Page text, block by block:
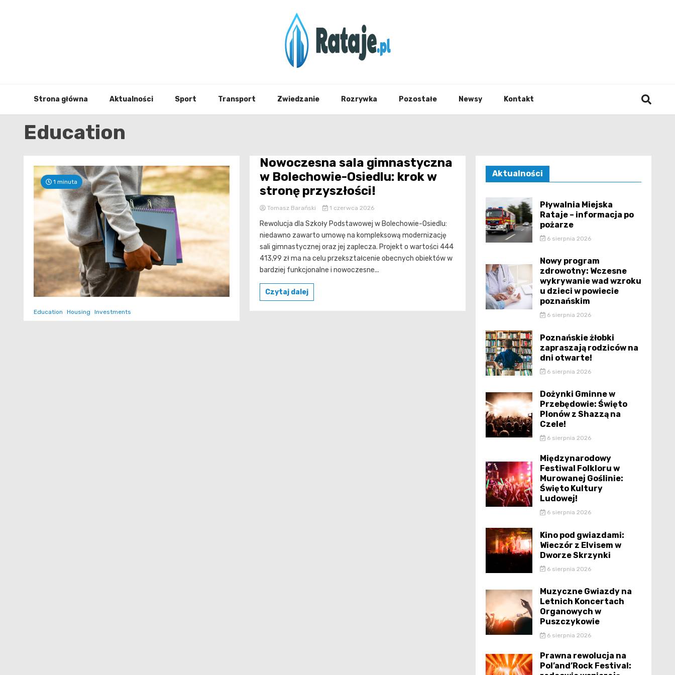
Rataje.pl
Strona główna Aktualności Sport Transport Zwiedzanie Rozrywka Pozostałe Newsy Kontakt
Education
1 minuta
Education Housing Investments
Nowoczesna sala gimnastyczna
w Bolechowie-Osiedlu: krok w
stronę przyszłości!
Tomasz Barański 1 czerwca 2026
Rewolucja dla Szkoły Podstawowej w Bolechowie-Osiedlu:
niedawno zawarto umowę na kompleksową modernizację
sali gimnastycznej oraz jej zaplecza. Projekt o wartości 444
413,99 zł ma na celu przekształcenie obecnych obiektów w
bardziej funkcjonalne i nowoczesne...
Czytaj dalej
Aktualności
Pływalnia Miejska
Rataje – informacja po
pożarze
6 sierpnia 2026
Nowy program
zdrowotny: Wczesne
wykrywanie wad wzroku
u dzieci w powiecie
poznańskim
6 sierpnia 2026
Poznańskie żłobki
zapraszają rodziców na
dni otwarte!
6 sierpnia 2026
Dożynki Gminne w
Przebędowie: Święto
Plonów z Shazzą na
Czele!
6 sierpnia 2026
Międzynarodowy
Festiwal Folkloru w
Murowanej Goślinie:
Święto Kultury
Ludowej!
6 sierpnia 2026
Kino pod gwiazdami:
Wieczór z Elvisem w
Dworze Skrzynki
6 sierpnia 2026
Muzyczne Gwiazdy na
Letnich Koncertach
Organowych w
Puszczykowie
6 sierpnia 2026
Prawna rewolucja na
Pol’and’Rock Festival: